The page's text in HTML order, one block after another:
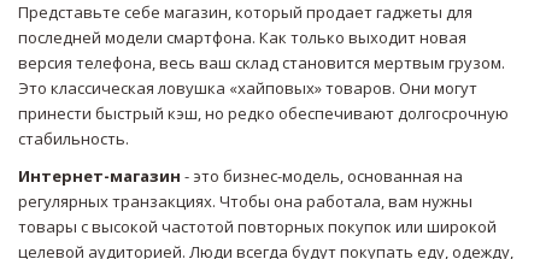
Представьте себе магазин, который продает гаджеты для
последней модели смартфона. Как только выходит новая
версия телефона, весь ваш склад становится мертвым грузом.
Это классическая ловушка «хайповых» товаров. Они могут
принести быстрый кэш, но редко обеспечивают долгосрочную
стабильность.
Интернет-магазин - это бизнес-модель, основанная на
регулярных транзакциях. Чтобы она работала, вам нужны
товары с высокой частотой повторных покупок или широкой
целевой аудиторией. Люди всегда будут покупать еду, одежду,